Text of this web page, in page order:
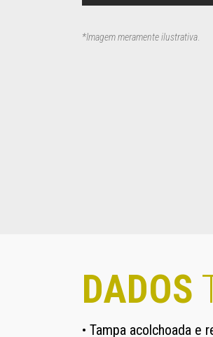
*Imagem meramente ilustrativa
DADOS
• Tampa acolchoada e